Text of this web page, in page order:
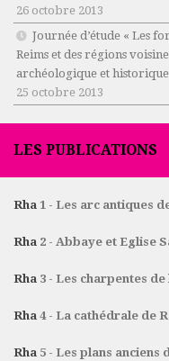
26 octobre 2013
Journée d’étude « Les
Reims et des régions
archéologique et
25 octobre 2013
LES PUBLICATIONS
Rha 1 - Les arc antiques
Rha 2 - Abbaye et Eglise
Rha 3 - Les charpentes
Rha 4 - La cathédrale de
Rha 5 - Les plans anciens